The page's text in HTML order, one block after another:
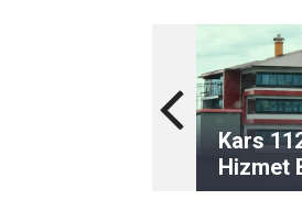
Kars
Hizmet